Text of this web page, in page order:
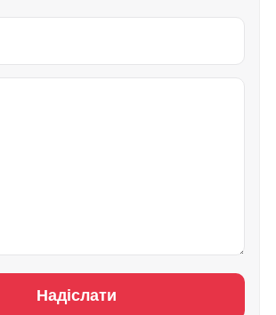
Надіслати